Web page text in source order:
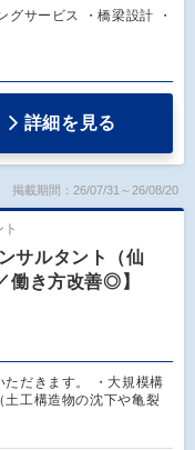
グサービス ・橋梁設計 ・
詳細を見る
掲載期間：26/07/31～26/08/20
サルタント（仙
働き方改善◎】
ただきます。 ・大規模構
工構造物の沈下や亀裂